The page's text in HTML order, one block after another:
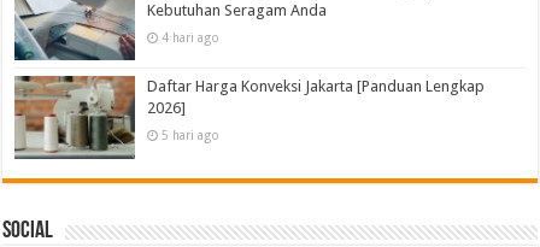
Kebutuhan Seragam Anda
4 hari ago
Daftar Harga Konveksi Jakarta [Panduan Lengkap
2026]
5 hari ago
Social